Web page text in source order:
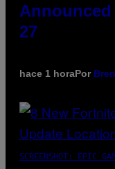
27
hace 1 horaPor
SCREENSHOT: EPIC